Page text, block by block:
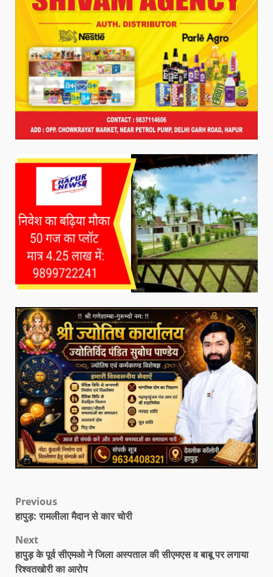
Previous
हापुड़: रामलीला मैदान से कार चोरी
Next
हापुड़ के पूर्व सीएमओ ने जिला अस्पताल की सीएमएस व बाबू पर लगाया
रिश्वतखोरी का आरोप